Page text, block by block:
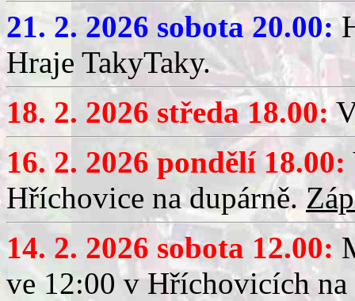
21. 2. 2026 sobota 20.00:
Hraje TakyTaky.
18. 2. 2026 středa 18.00:
16. 2. 2026 pondělí 18.00:
Hříchovice na dupárně.
14. 2. 2026 sobota 12.00:
ve 12:00 v Hříchovicích